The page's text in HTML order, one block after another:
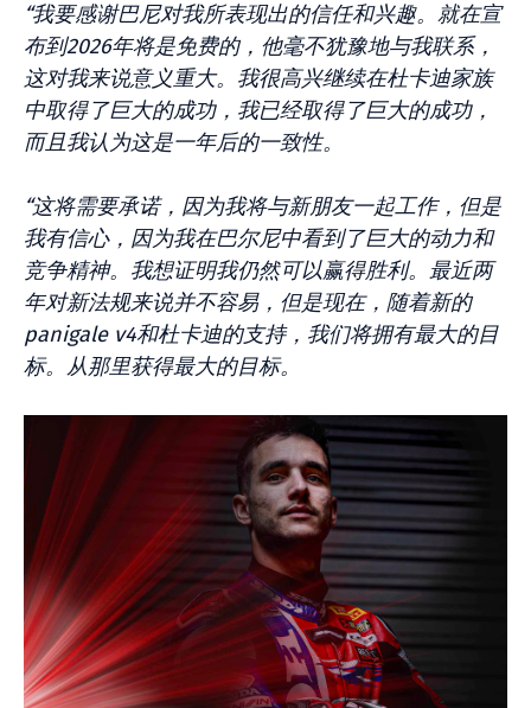
“我要感谢巴尼对我所表现出的信任和兴趣。就在宣
布到2026年将是免费的，他毫不犹豫地与我联系，
这对我来说意义重大。我很高兴继续在杜卡迪家族
中取得了巨大的成功，我已经取得了巨大的成功，
而且我认为这是一年后的一致性。
“这将需要承诺，因为我将与新朋友一起工作，但是
我有信心，因为我在巴尔尼中看到了巨大的动力和
竞争精神。我想证明我仍然可以赢得胜利。最近两
年对新法规来说并不容易，但是现在，随着新的
panigale v4和杜卡迪的支持，我们将拥有最大的目
标。从那里获得最大的目标。